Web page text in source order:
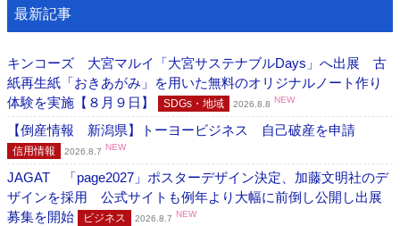
最新記事
キンコーズ 大宮マルイ「大宮サステナブルDays」へ出展 古
紙再生紙「おきあがみ」を用いた無料のオリジナルノート作り
体験を実施【８月９日】
SDGs・地域 2026.8.8 NEW
【倒産情報 新潟県】トーヨービジネス 自己破産を申請
信用情報 2026.8.7 NEW
JAGAT 「page2027」ポスターデザイン決定、加藤文明社のデ
ザインを採用 公式サイトも例年より大幅に前倒し公開し出展
募集を開始
ビジネス 2026.8.7 NEW